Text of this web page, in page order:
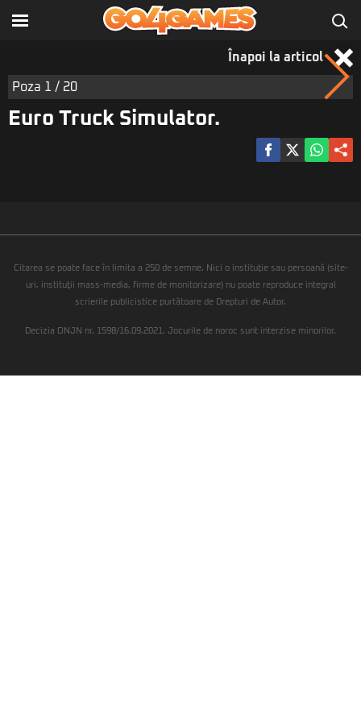
Înapoi la articol
Poza 1 / 20
Euro Truck Simulator.
Citarea se poate face în limita a 250 de semne. Nici o instituţie sau persoană (site-
uri, instituţii mass-media, firme de monitorizare) nu poate reproduce integral
scrierile publicistice purtătoare de Drepturi de Autor.
Decizia ONJN nr. 1598/16.09.2021. Jocurile de noroc sunt interzise minorilor.